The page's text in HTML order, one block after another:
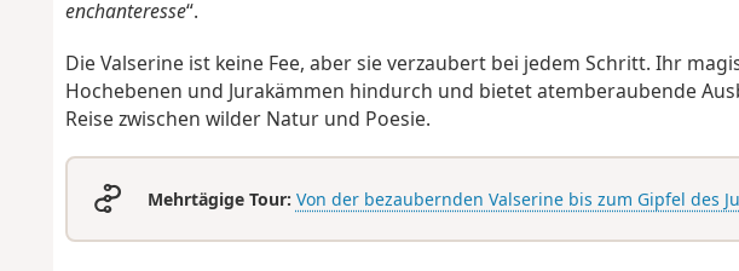
enchanteresse“.
Die Valserine ist keine Fee, aber sie verzaubert bei jedem Schritt. Ihr
Hochebenen und Jurakämmen hindurch und bietet atemberaubende
Reise zwischen wilder Natur und Poesie.
Mehrtägige Tour: Von der bezaubernden Valserine bis zum Gipfel des